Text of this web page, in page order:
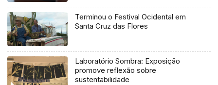
Terminou o Festival Ocidental em
Santa Cruz das Flores
Laboratório Sombra: Exposição
promove reflexão sobre
sustentabilidade